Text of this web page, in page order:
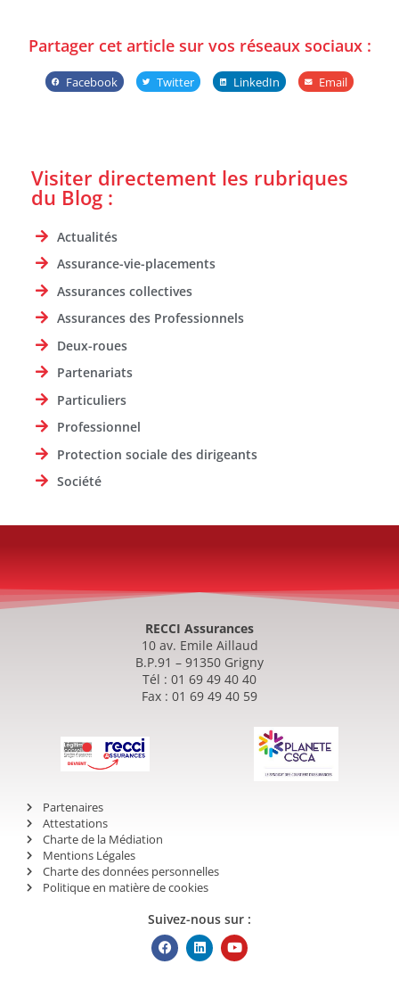
Partager cet article sur vos réseaux sociaux :
Facebook Twitter LinkedIn Email
Visiter directement les rubriques
du Blog :
Actualités
Assurance-vie-placements
Assurances collectives
Assurances des Professionnels
Deux-roues
Partenariats
Particuliers
Professionnel
Protection sociale des dirigeants
Société
RECCI Assurances
10 av. Emile Aillaud
B.P.91 – 91350 Grigny
Tél : 01 69 49 40 40
Fax : 01 69 49 40 59
Partenaires
Attestations
Charte de la Médiation
Mentions Légales
Charte des données personnelles
Politique en matière de cookies
Suivez-nous sur :